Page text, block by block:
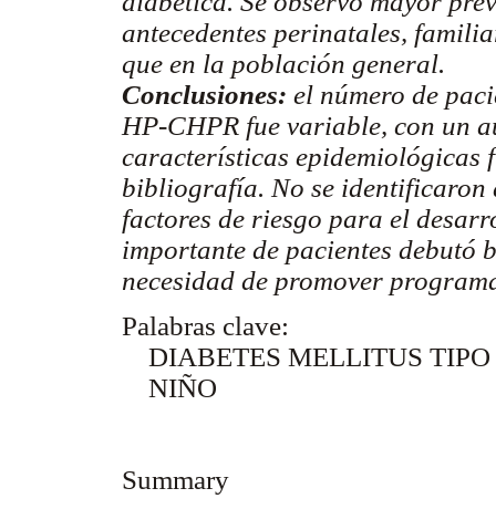
antecedentes perinatales,
que en la población general.
Conclusiones: el número de
HP-CHPR fue variable, con un
características epidemiológicas
bibliografía. No se identificaron
factores de riesgo para el
importante de pacientes debutó
necesidad de promover
Palabras clave:
DIABETES MELLITUS TIPO
NIÑO
Summary